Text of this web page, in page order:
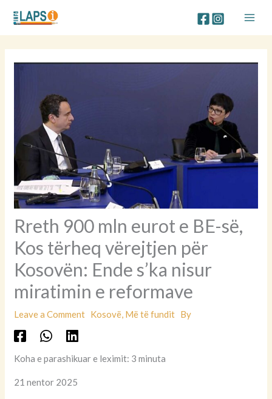
content
Rreth 900 mln eurot e BE-së,
Kos tërheq vërejtjen për
Kosovën: Ende s’ka nisur
miratimin e reformave
Leave a Comment Kosovë, Më të fundit By
Koha e parashikuar e leximit: 3 minuta
21 nentor 2025